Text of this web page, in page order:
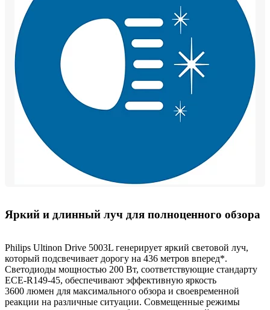
Яркий и длинный луч для полноценного обзора
Philips Ultinon Drive 5003L генерирует яркий световой луч,
который подсвечивает дорогу на 436 метров вперед*.
Светодиоды мощностью 200 Вт, соответствующие стандарту
ECE-R149-45, обеспечивают эффективную яркость
3600 люмен для максимального обзора и своевременной
реакции на различные ситуации. Совмещенные режимы